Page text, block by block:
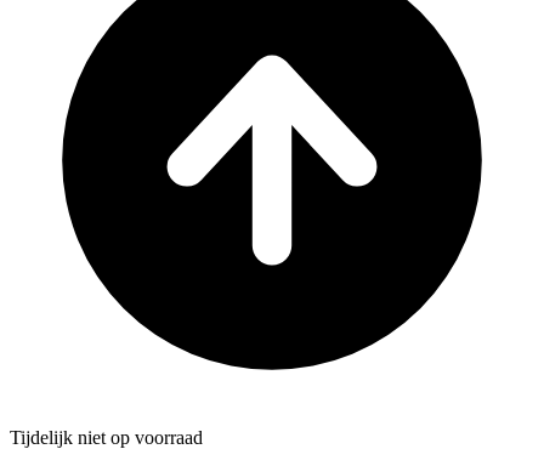
Tijdelijk niet op voorraad